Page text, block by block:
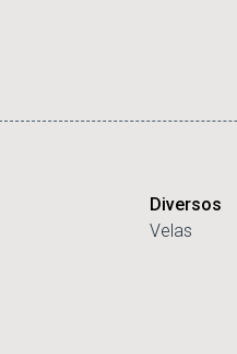
Diversos
Velas